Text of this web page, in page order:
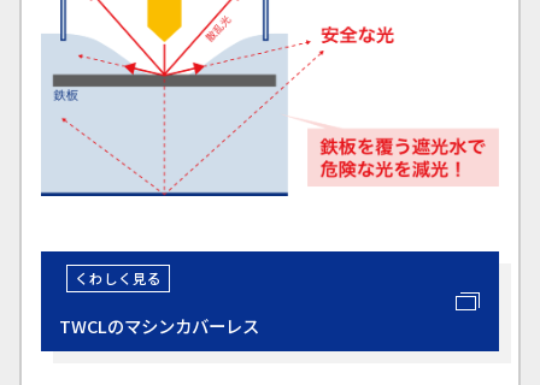
TWCLのマシンカバーレス